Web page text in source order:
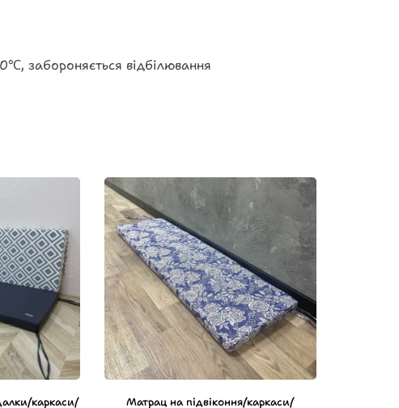
забороняється відбілювання
каркаси/ Матрац на підвіконня/каркаси/